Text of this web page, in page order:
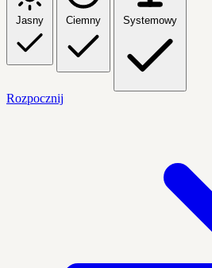
Jasny Ciemny Systemowy
Rozpocznij